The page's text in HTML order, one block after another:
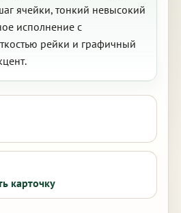
ячейки, тонкий невысокий
исполнение с
рейки и графичный
карточку